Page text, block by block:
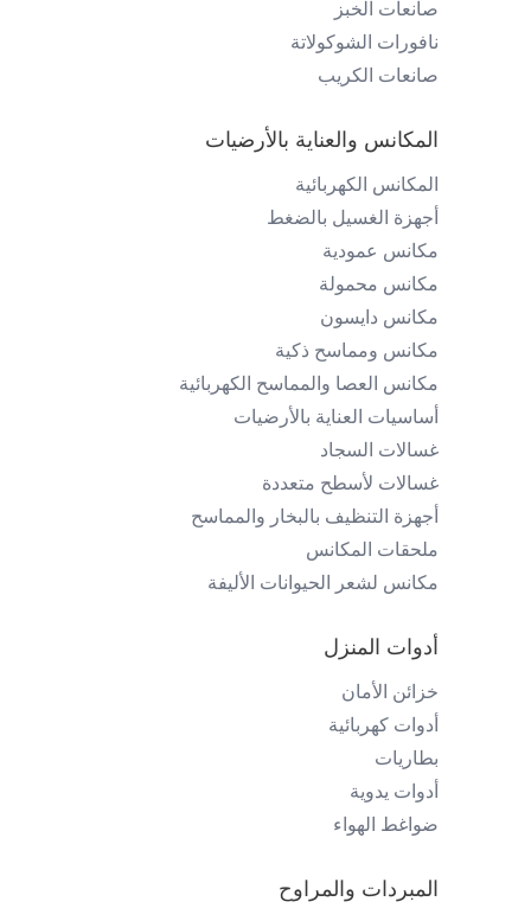
صانعات الخبز
نافورات الشوكولاتة
صانعات الكريب
المكانس والعناية بالأرضيات
المكانس الكهربائية
أجهزة الغسيل بالضغط
مكانس عمودية
مكانس محمولة
مكانس دايسون
مكانس ومماسح ذكية
مكانس العصا والمماسح الكهربائية
أساسيات العناية بالأرضيات
غسالات السجاد
غسالات لأسطح متعددة
أجهزة التنظيف بالبخار والمماسح
ملحقات المكانس
مكانس لشعر الحيوانات الأليفة
أدوات المنزل
خزائن الأمان
أدوات كهربائية
بطاريات
أدوات يدوية
ضواغط الهواء
المبردات والمراوح